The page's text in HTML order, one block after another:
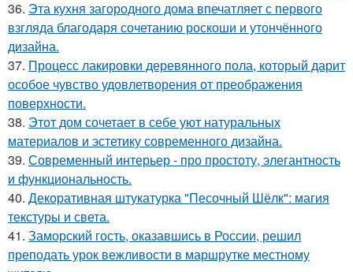
36. Эта кухня загородного дома впечатляет с первого
взгляда благодаря сочетанию роскоши и утончённого
дизайна.
37. Процесс лакировки деревянного пола, который дарит
особое чувство удовлетворения от преображения
поверхности.
38. Этот дом сочетает в себе уют натуральных
материалов и эстетику современного дизайна.
39. Современный интерьер - про простоту, элегантность
и функциональность.
40. Декоративная штукатурка "Песочный Шёлк": магия
текстуры и света.
41. Заморский гость, оказавшись в России, решил
преподать урок вежливости в маршрутке местному